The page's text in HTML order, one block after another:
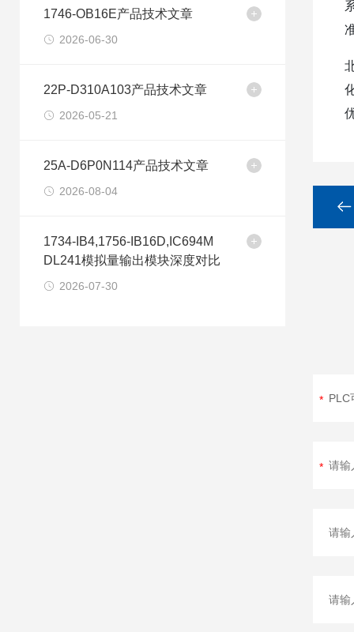
1746-OB16E产品技术文章
2026-06-30
22P-D310A103产品技术文章
2026-05-21
25A-D6P0N114产品技术文章
2026-08-04
1734-IB4,1756-IB16D,IC694M
DL241模拟量输出模块深度对比
2026-07-30